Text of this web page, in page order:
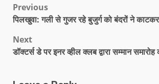
Previous
पिलखुवा: गली से गुजर रहे बुजुर्ग को बंदरों ने
Next
डॉक्टर्स डे पर इनर व्हील क्लब द्वारा सम्मान